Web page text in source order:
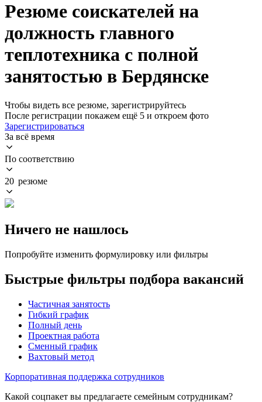
Резюме соискателей на
должность главного
теплотехника с полной
занятостью в Бердянске
Чтобы видеть все резюме, зарегистрируйтесь
После регистрации покажем ещё 5 и откроем фото
Зарегистрироваться
За всё время
По соответствию
20 резюме
Ничего не нашлось
Попробуйте изменить формулировку или фильтры
Быстрые фильтры подбора вакансий
Частичная занятость
Гибкий график
Полный день
Проектная работа
Сменный график
Вахтовый метод
Корпоративная поддержка сотрудников
Какой соцпакет вы предлагаете семейным сотрудникам?